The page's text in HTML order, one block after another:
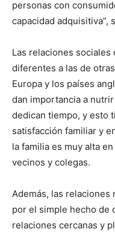
personas con
capacidad adquisitiva”,
Las relaciones
diferentes a las de
Europa y los países
dan importancia a
dedican tiempo, y esto
satisfacción familiar y
la familia es muy alta
vecinos y colegas.
Además, las relaciones
por el simple hecho de
relaciones cercanas y